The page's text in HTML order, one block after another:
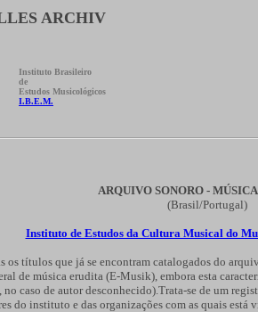
ARCHIV
Instituto Brasileiro
de
Estudos Musicológicos
I.B.E.M.
ARQUIVO SONORO -
(Brasil/Portugal)
Instituto de Estudos da Cultura Musical do
os títulos que já se encontram catalogados do
de música erudita (E-Musik), embora esta
caso de autor desconhecido).Trata-se de um
do instituto e das organizações com as quais